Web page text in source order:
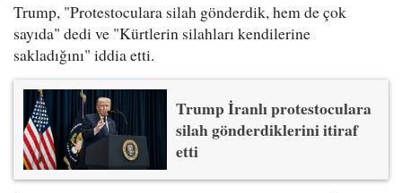
Trump, "Protestoculara silah gönderdik, hem de çok
sayıda" dedi ve "Kürtlerin silahları kendilerine
sakladığını" iddia etti.
Trump İranlı protestoculara
silah gönderdiklerini itiraf
etti